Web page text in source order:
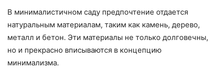
В минималистичном саду предпочтение отдается
натуральным материалам, таким как камень, дерево,
металл и бетон. Эти материалы не только долговечны,
но и прекрасно вписываются в концепцию
минимализма.